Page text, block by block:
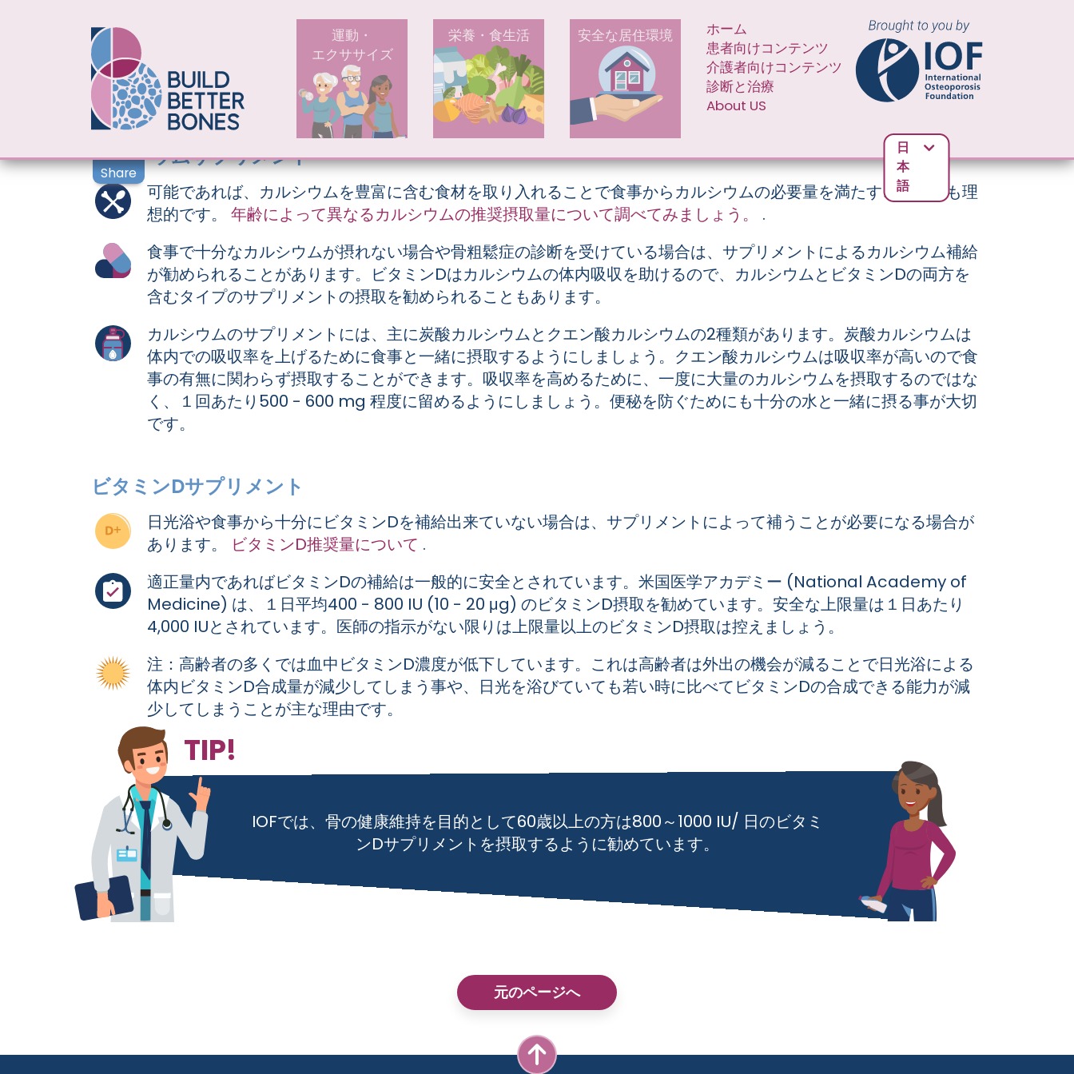
Share
MAIN NAVIGATION
運動・
エクササイズ
栄養・食生活 安全な居住環境 MAIN NAVIGATION SECOND
ホーム
患者向けコンテンツ
介護者向けコンテンツ
診断と治療
About US
日
本
語
サプリメントの上手な摂り方
カルシウムサプリメント
可能であれば、カルシウムを豊富に含む食材を取り入れることで食事からカルシウムの必要量を満たすことが最も理
想的です。 年齢によって異なるカルシウムの推奨摂取量について調べてみましょう。 .
食事で十分なカルシウムが摂れない場合や骨粗鬆症の診断を受けている場合は、サプリメントによるカルシウム補給
が勧められることがあります。ビタミンDはカルシウムの体内吸収を助けるので、カルシウムとビタミンDの両方を
含むタイプのサプリメントの摂取を勧められることもあります。
カルシウムのサプリメントには、主に炭酸カルシウムとクエン酸カルシウムの2種類があります。炭酸カルシウムは
体内での吸収率を上げるために食事と一緒に摂取するようにしましょう。クエン酸カルシウムは吸収率が高いので食
事の有無に関わらず摂取することができます。吸収率を高めるために、一度に大量のカルシウムを摂取するのではな
く、１回あたり500 - 600 mg 程度に留めるようにしましょう。便秘を防ぐためにも十分の水と一緒に摂る事が大切
です。
ビタミンDサプリメント
日光浴や食事から十分にビタミンDを補給出来ていない場合は、サプリメントによって補うことが必要になる場合が
あります。
ビタミンD推奨量について .
適正量内であればビタミンDの補給は一般的に安全とされています。米国医学アカデミー (National Academy of
Medicine) は、１日平均400 - 800 IU (10 - 20 μg) のビタミンD摂取を勧めています。安全な上限量は１日あたり
4,000 IUとされています。医師の指示がない限りは上限量以上のビタミンD摂取は控えましょう。
注：高齢者の多くでは血中ビタミンD濃度が低下しています。これは高齢者は外出の機会が減ることで日光浴による
体内ビタミンD合成量が減少してしまう事や、日光を浴びていても若い時に比べてビタミンDの合成できる能力が減
少してしまうことが主な理由です。
IOFでは、骨の健康維持を目的として60歳以上の方は800～1000 IU/ 日のビタミ
ンDサプリメントを摂取するように勧めています。
元のページへ